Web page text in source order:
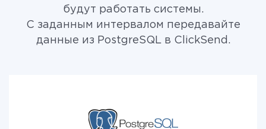
будут работать системы.
С заданным интервалом передавайте
данные из PostgreSQL в ClickSend.